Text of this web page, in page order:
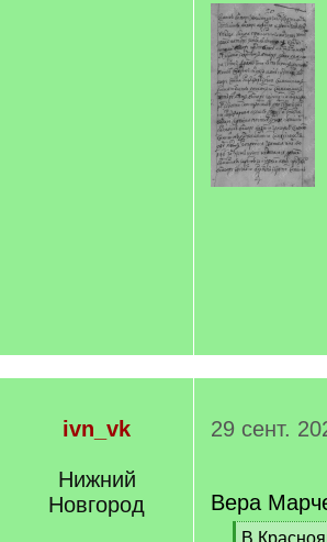
ivn_vk
Нижний
Новгород
29 сент.
Вера
[В